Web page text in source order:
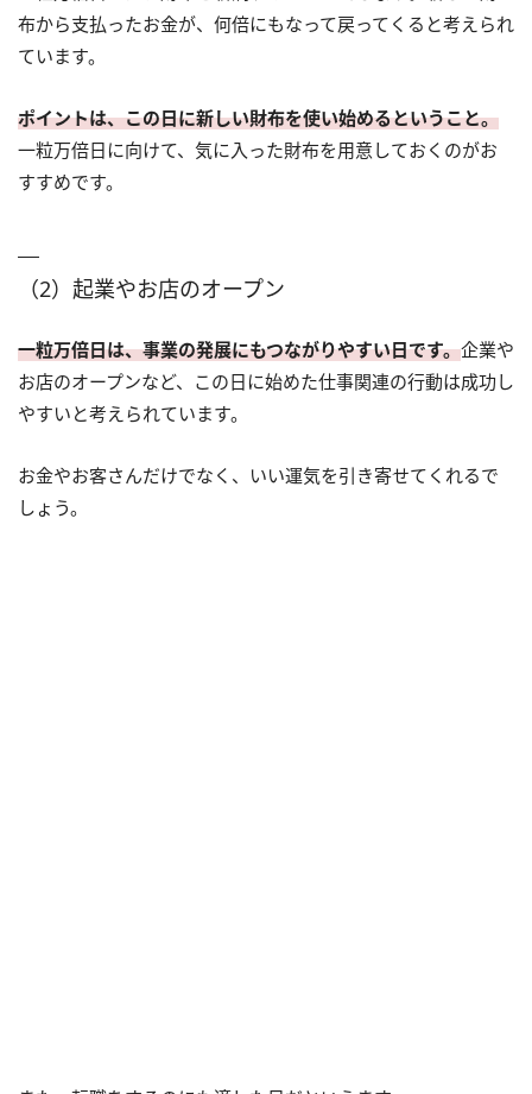
布から支払ったお金が、何倍にもなって戻ってくると考えられ
ています。
ポイントは、この日に新しい財布を使い始めるということ。
一粒万倍日に向けて、気に入った財布を用意しておくのがお
すすめです。
（2）起業やお店のオープン
一粒万倍日は、事業の発展にもつながりやすい日です。企業や
お店のオープンなど、この日に始めた仕事関連の行動は成功し
やすいと考えられています。
お金やお客さんだけでなく、いい運気を引き寄せてくれるで
しょう。